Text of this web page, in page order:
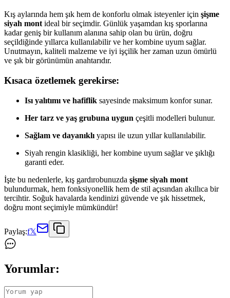
Kış aylarında hem şık hem de konforlu olmak isteyenler için şişme
siyah montideal bir seçimdir. Günlük yaşamdan kış sporlarına
kadar geniş bir kullanım alanına sahip olan bu ürün, doğru
seçildiğinde yıllarca kullanılabilir ve her kombine uyum sağlar.
Unutmayın, kaliteli malzeme ve iyi işçilik her zaman uzun ömürlü
ve şık bir görünümün anahtarıdır.
Kısaca özetlemek gerekirse:
Isı yalıtımı ve hafiflik sayesinde maksimum konfor sunar.
Her tarz ve yaş grubuna uygun çeşitli modelleri bulunur.
Sağlam ve dayanıklı yapısı ile uzun yıllar kullanılabilir.
Siyah rengin klasikliği, her kombine uyum sağlar ve şıklığı
garanti eder.
İşte bu nedenlerle, kış gardırobunuzda şişme siyah mont
bulundurmak, hem fonksiyonellik hem de stil açısından akıllıca bir
tercihtir. Soğuk havalarda kendinizi güvende ve şık hissetmek,
doğru mont seçimiyle mümkündür!
Paylaş:f𝕏
Yorumlar: